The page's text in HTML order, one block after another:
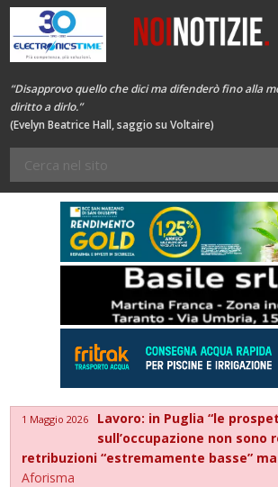
“Disapprovo quello che dici ma difenderò fino alla
diritto a dirlo.”
(Evelyn Beatrice Hall, saggio su Voltaire)
1 Maggio 2026
Lavoro: in Puglia “le
sull’occupazione non sono
retribuzioni “estremamente basse”
Aforisma